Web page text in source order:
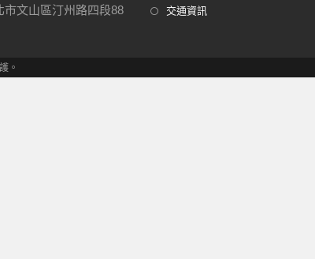
市文山區汀州路四段88
交通資訊
。